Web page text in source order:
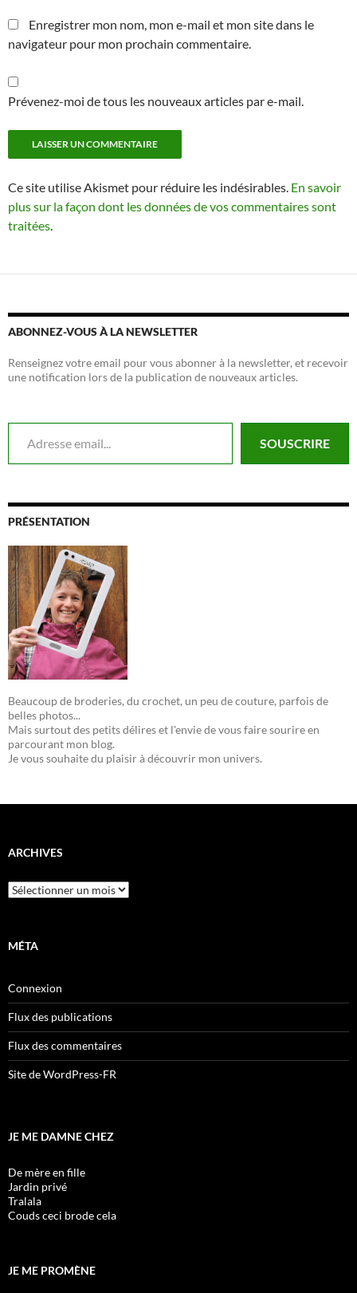
Enregistrer mon nom, mon e-mail et mon site dans le
navigateur pour mon prochain commentaire.
Prévenez-moi de tous les nouveaux articles par e-mail.
Ce site utilise Akismet pour réduire les indésirables. En savoir
plus sur la façon dont les données de vos commentaires sont
traitées.
ABONNEZ-VOUS À LA NEWSLETTER
Renseignez votre email pour vous abonner à la newsletter, et recevoir
une notification lors de la publication de nouveaux articles.
Adresse email...
SOUSCRIRE
PRÉSENTATION
Beaucoup de broderies, du crochet, un peu de couture, parfois de
belles photos...
Mais surtout des petits délires et l'envie de vous faire sourire en
parcourant mon blog.
Je vous souhaite du plaisir à découvrir mon univers.
ARCHIVES
Archives
MÉTA
Connexion
Flux des publications
Flux des commentaires
Site de WordPress-FR
JE ME DAMNE CHEZ
De mère en fille
Jardin privé
Tralala
Couds ceci brode cela
JE ME PROMÈNE